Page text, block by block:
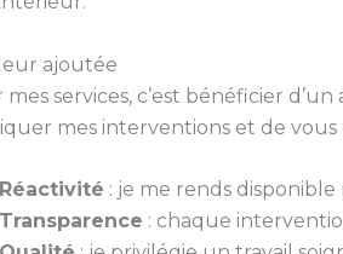
ajoutée
mes services, c’est bénéficier
mes interventions et de
Réactivité : je me rends
Transparence : chaque